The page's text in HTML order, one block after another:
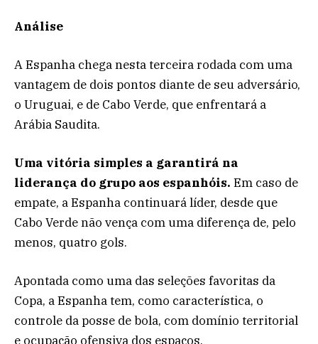
Análise
A Espanha chega nesta terceira rodada com uma
vantagem de dois pontos diante de seu adversário,
o Uruguai, e de Cabo Verde, que enfrentará a
Arábia Saudita.
Uma vitória simples a garantirá na
liderança do grupo aos espanhóis. Em caso de
empate, a Espanha continuará líder, desde que
Cabo Verde não vença com uma diferença de, pelo
menos, quatro gols.
Apontada como uma das seleções favoritas da
Copa, a Espanha tem, como característica, o
controle da posse de bola, com domínio territorial
e ocupação ofensiva dos espaços.